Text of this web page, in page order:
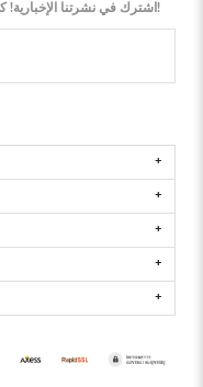
اشترك في نشرتنا الإخبارية! كن أول من يعرف عن جميع الخصومات والفرص!